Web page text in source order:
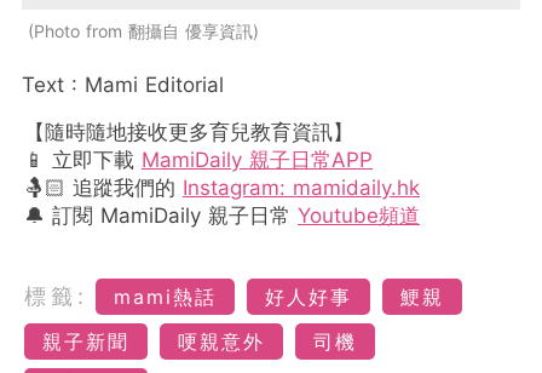
Photo from 翻攝自 優享資訊
Text : Mami Editorial
【隨時隨地接收更多育兒教育資訊】
📱 立即下載 MamiDaily 親子日常APP
🤱🏻 追蹤我們的 Instagram: mamidaily.hk
🔔 訂閱 MamiDaily 親子日常 Youtube頻道
標籤: mami熱話 好人好事
鯁親
親子新聞
哽親意外
司機